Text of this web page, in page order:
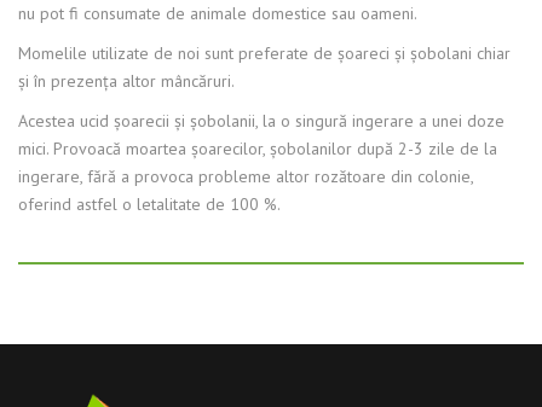
nu pot fi consumate de animale domestice sau oameni.
Momelile utilizate de noi sunt preferate de şoareci şi şobolani chiar
şi în prezenţa altor mâncăruri.
Acestea ucid şoarecii şi şobolanii, la o singură ingerare a unei doze
mici. Provoacă moartea şoarecilor, şobolanilor după 2-3 zile de la
ingerare, fără a provoca probleme altor rozătoare din colonie,
oferind astfel o letalitate de 100 %.